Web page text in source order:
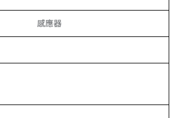
感應器